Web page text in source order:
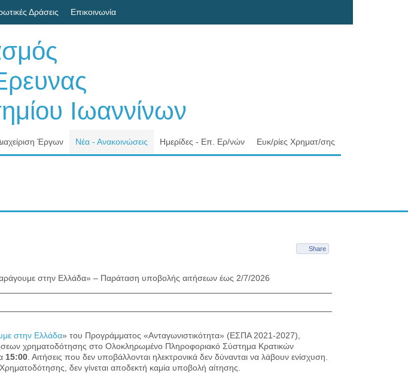
Δράσεις Επικοινωνία
Ιωαννίνων
Έργων Νέα - Ανακοινώσεις Ημερίδες - Επ. Ερ/νών Ευκ/ρίες Χρηματ/σης
Share
στην Ελλάδα» – Παράταση υποβολής αιτήσεων έως 2/7/2026
στην Ελλάδα» του Προγράμματος «Ανταγωνιστικότητα» (ΕΣΠΑ 2021-2027),
χρηματοδότησης στο Ολοκληρωμένο Πληροφοριακό Σύστημα Κρατικών
15:00 . Αιτήσεις που δεν υποβάλλονται ηλεκτρονικά δεν δύνανται να λάβουν ενίσχυση.
δεν γίνεται αποδεκτή καμία υποβολή αίτησης.